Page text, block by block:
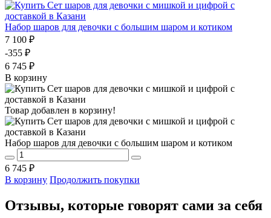
Набор шаров для девочки с большим шаром и котиком
7 100 ₽
-355 ₽
6 745 ₽
В корзину
Товар добавлен в корзину!
Набор шаров для девочки с большим шаром и котиком
6 745 ₽
В корзину Продолжить покупки
Отзывы, которые говорят сами за себя